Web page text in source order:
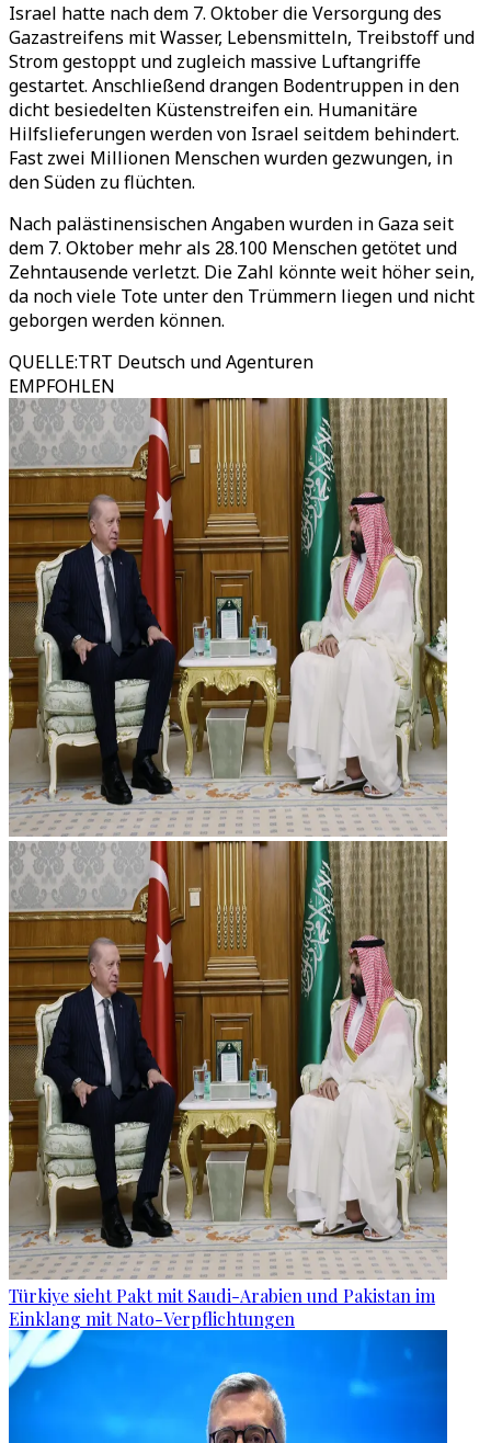
Israel hatte nach dem 7. Oktober die Versorgung des
Gazastreifens mit Wasser, Lebensmitteln, Treibstoff und
Strom gestoppt und zugleich massive Luftangriffe
gestartet. Anschließend drangen Bodentruppen in den
dicht besiedelten Küstenstreifen ein. Humanitäre
Hilfslieferungen werden von Israel seitdem behindert.
Fast zwei Millionen Menschen wurden gezwungen, in
den Süden zu flüchten.
Nach palästinensischen Angaben wurden in Gaza seit
dem 7. Oktober mehr als 28.100 Menschen getötet und
Zehntausende verletzt. Die Zahl könnte weit höher sein,
da noch viele Tote unter den Trümmern liegen und nicht
geborgen werden können.
QUELLE:TRT Deutsch und Agenturen
EMPFOHLEN
Türkiye sieht Pakt mit Saudi-Arabien und Pakistan im
Einklang mit Nato-Verpflichtungen